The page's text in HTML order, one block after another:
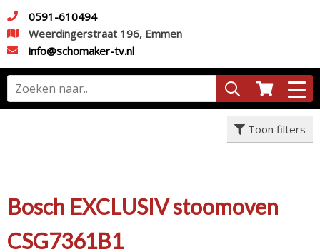
0591-610494
Weerdingerstraat 196, Emmen
info@schomaker-tv.nl
Toon filters
Bosch EXCLUSIV stoomoven
CSG7361B1